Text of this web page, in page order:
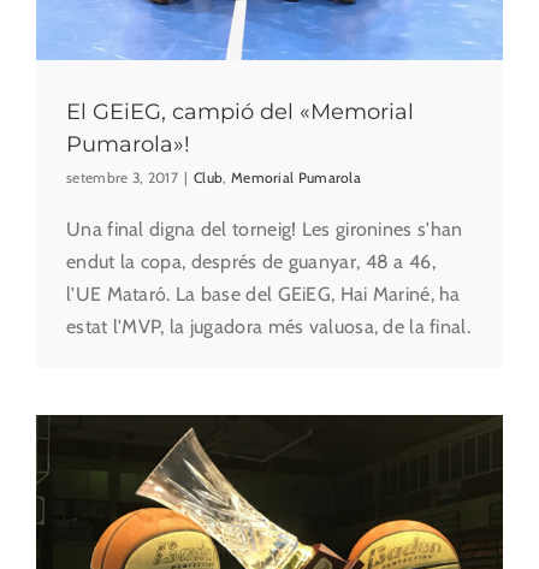
El GEiEG, campió del «Memorial
Pumarola»!
setembre 3, 2017 | Club, Memorial Pumarola
Una final digna del torneig! Les gironines s'han
endut la copa, després de guanyar, 48 a 46,
l'UE Mataró. La base del GEiEG, Hai Mariné, ha
estat l'MVP, la jugadora més valuosa, de la final.